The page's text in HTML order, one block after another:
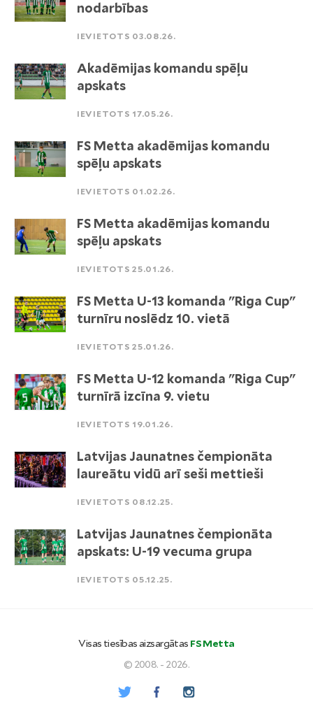
nodarbības
IEVIETOTS 03.08.26.
Akadēmijas komandu spēļu
apskats
IEVIETOTS 17.05.26.
FS Metta akadēmijas komandu
spēļu apskats
IEVIETOTS 01.02.26.
FS Metta akadēmijas komandu
spēļu apskats
IEVIETOTS 25.01.26.
FS Metta U-13 komanda "Riga Cup"
turnīru noslēdz 10. vietā
IEVIETOTS 25.01.26.
FS Metta U-12 komanda "Riga Cup"
turnīrā izcīna 9. vietu
IEVIETOTS 19.01.26.
Latvijas Jaunatnes čempionāta
laureātu vidū arī seši mettieši
IEVIETOTS 08.12.25.
Latvijas Jaunatnes čempionāta
apskats: U-19 vecuma grupa
IEVIETOTS 05.12.25.
Visas tiesības aizsargātas FS Metta
© 2008. - 2026.